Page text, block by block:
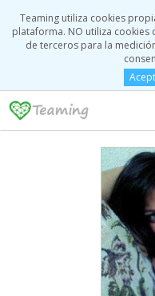
Teaming utiliza cookies
plataforma. NO utiliza cookies
de terceros para la